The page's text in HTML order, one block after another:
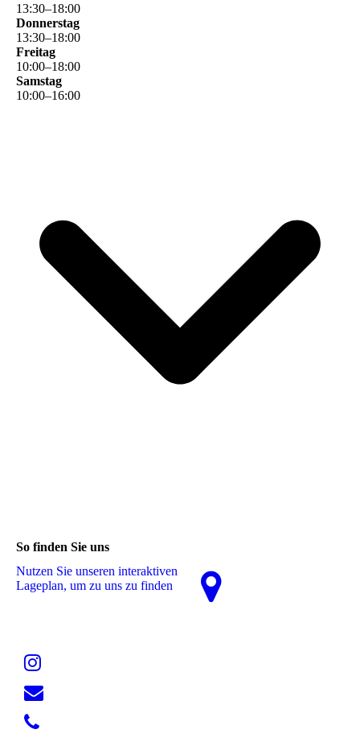
13:30–18:00
Donnerstag
13:30–18:00
Freitag
10:00–18:00
Samstag
10:00–16:00
So finden Sie uns
Nutzen Sie unseren interaktiven
La­ge­plan, um zu uns zu finden